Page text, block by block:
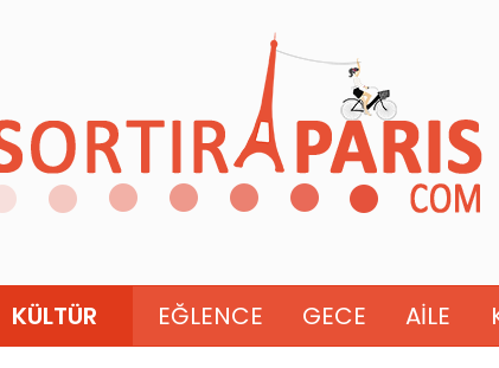
KÜLTÜR EĞLENCE GECE AILE